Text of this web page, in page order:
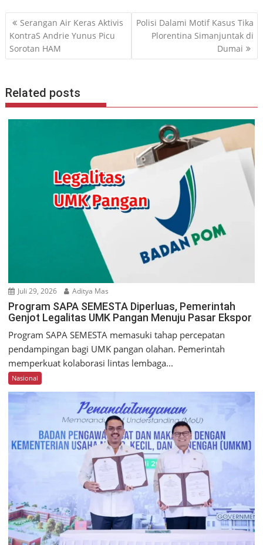
Navigasi
pos
Serangan Air Keras Aktivis
KontraS Andrie Yunus Picu
Sorotan HAM
Polisi Dalami Motif Kasus Tika
Plorentina Simanjuntak di
Dumai
Related posts
Juli 29, 2026 Aditya Mas
Program SAPA SEMESTA Diperluas, Pemerintah
Genjot Legalitas UMK Pangan Menuju Pasar Ekspor
Program SAPA SEMESTA memasuki tahap percepatan
pendampingan bagi UMK pangan olahan. Pemerintah
memperkuat kolaborasi lintas lembaga...
Nasional